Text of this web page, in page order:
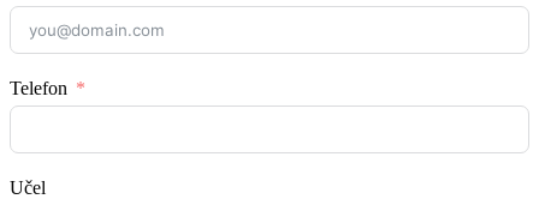
Telefon
Učel